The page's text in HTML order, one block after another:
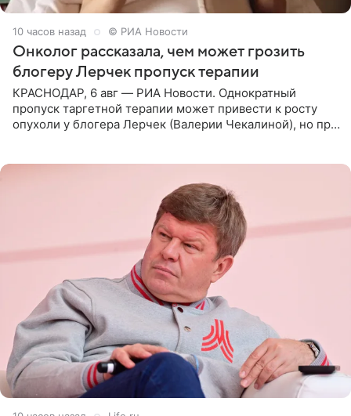
10 часов назад © РИА Новости
Онколог рассказала, чем может грозить
блогеру Лерчек пропуск терапии
КРАСНОДАР, 6 авг — РИА Новости. Однократный
пропуск таргетной терапии может привести к росту
опухоли у блогера Лерчек (Валерии Чекалиной), но при